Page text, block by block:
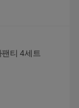
티 4세트